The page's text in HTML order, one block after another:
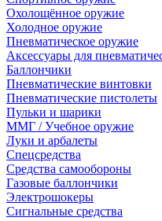
Охолощённое оружие
Холодное оружие
Пневматическое оружие
Аксессуары для
Баллончики
Пневматические винтовки
Пневматические пистолеты
Пульки и шарики
ММГ / Учебное оружие
Луки и арбалеты
Спецсредства
Средства самообороны
Газовые баллончики
Электрошокеры
Сигнальные средства